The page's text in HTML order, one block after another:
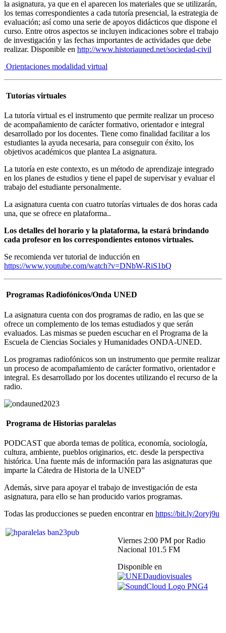
la asignatura, ya que en el aparecen los materiales que se utilizarán,
los temas correspondientes a cada tutoría presencial, la estrategia de
evaluación; así como una serie de apoyos didácticos que dispone el
curso. Entre otros aspectos se incluyen indicaciones sobre el trabajo
de investigación y las fechas importantes de actividades que debe
realizar. Disponible en http://www.historiauned.net/sociedad-civil
Orientaciones modalidad virtual
Tutorías virtuales
La tutoría virtual es el instrumento que permite realizar un proceso
de acompañamiento de carácter formativo, orientador e integral
desarrollado por los docentes. Tiene como finalidad facilitar a los
estudiantes la ayuda necesaria, para conseguir con éxito, los
objetivos académicos que plantea La asignatura.
La tutoría en este contexto, es un método de aprendizaje integrado
en los planes de estudios y tiene el papel de supervisar y evaluar el
trabajo del estudiante personalmente.
La asignatura cuenta con cuatro tutorías virtuales de dos horas cada
una, que se ofrece en plataforma..
Los detalles del horario y la plataforma, la estará brindando
cada profesor en los correspondientes entonos virtuales.
Se recomienda ver tutorial de inducción en
https://www.youtube.com/watch?v=DNbW-RiS1bQ
Programas Radiofónicos/Onda UNED
La asignatura cuenta con dos programas de radio, en las que se
ofrece un complemento de los temas estudiados y que serán
evaluados. Las mismas se pueden escuchar en el Programa de la
Escuela de Ciencias Sociales y Humanidades ONDA-UNED.
Los programas radiofónicos son un instrumento que permite realizar
un proceso de acompañamiento de carácter formativo, orientador e
integral. Es desarrollado por los docentes utilizando el recurso de la
radio.
Programa de Historias paralelas
PODCAST que aborda temas de política, economía, sociología,
cultura, ambiente, pueblos originarios, etc. desde la perspectiva
histórica. Una fuente más de información para las asignaturas que
imparte la Cátedra de Historia de la UNED”
Además, sirve para apoyar el trabajo de investigación de esta
asignatura, para ello se han producido varios programas.
Todas las producciones se pueden encontrar en https://bit.ly/2oryj9u
Viernes 2:00 PM por Radio
Nacional 101.5 FM
Disponible en